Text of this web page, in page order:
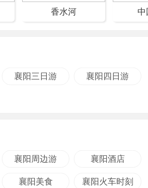
香水河
襄阳三日游 襄阳四日游
襄阳周边游 襄阳酒店
襄阳美食 襄阳火车时刻